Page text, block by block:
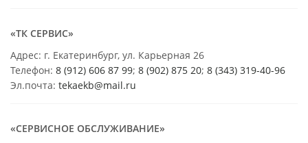
«ТК СЕРВИС»
Адрес: г. Екатеринбург, ул. Карьерная 26
Телефон: 8 (912) 606 87 99; 8 (902) 875 20; 8 (343) 319-40-96
Эл.почта: tekaekb@mail.ru
«СЕРВИСНОЕ ОБСЛУЖИВАНИЕ»